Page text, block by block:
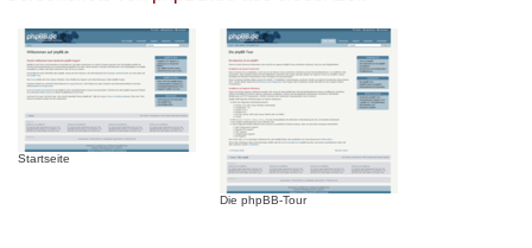
Startseite
Die phpBB-Tour